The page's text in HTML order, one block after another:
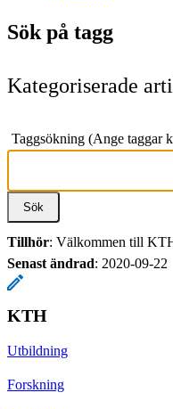
Sök på tagg
Kategoriserade
Taggsökning (Ange taggar
Tillhör: Välkommen till
Senast ändrad: 2020-09-22
KTH
Utbildning
Forskning